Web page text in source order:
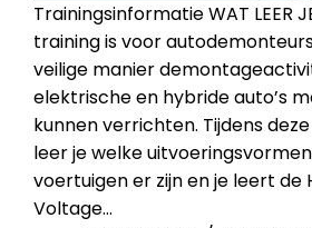
Trainingsinformatie WAT LEER
training is voor
veilige manier
elektrische en hybride auto’s
kunnen verrichten. Tijdens
leer je welke
voertuigen er zijn en je leert de
Voltage…